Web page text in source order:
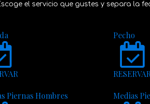
el servicio que gustes y separa la
Pecho
RESERVAR
Piernas Hombres Medias